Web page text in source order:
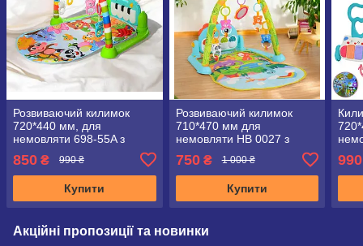
Розвиваючий килимок
720*440 мм, для
немовляти 698-55A з
піаніно, дугою з підвісками
850 ₴ 990 ₴
Купити
Розвиваючий килимок
710*470 мм для
немовляти HB 0027 з
750₴ 1 000 ₴
Купити
31
990
Акційні пропозиції та новинки